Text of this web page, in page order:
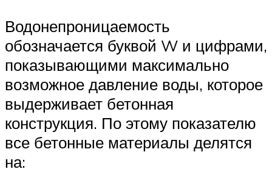
Водонепроницаемость
обозначается буквой W и цифрами,
показывающими максимально
возможное давление воды, которое
выдерживает бетонная
конструкция. По этому показателю
все бетонные материалы делятся
на: